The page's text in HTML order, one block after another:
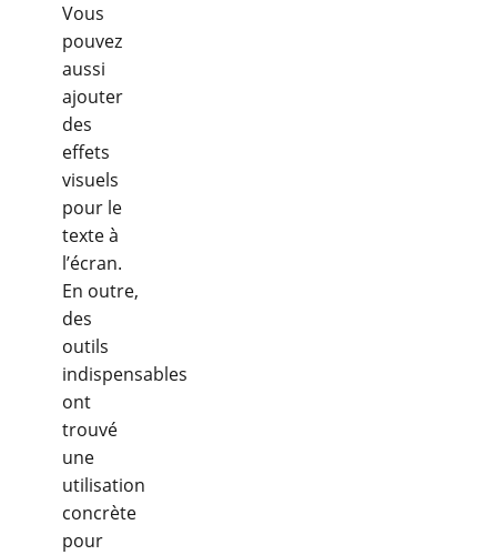
Vous
pouvez
aussi
ajouter
des
effets
visuels
pour le
texte à
l’écran.
En outre,
des
outils
indispensables
ont
trouvé
une
utilisation
concrète
pour